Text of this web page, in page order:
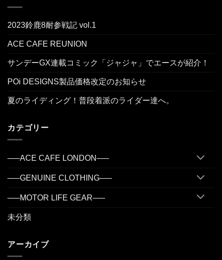
2023鈴鹿8耐参戦記 vol.1
ACE CAFE REUNION
サンデーGX連載コミック「ジャジャ」でエースが紹介！
POi DESIGNS製品価格改定のお知らせ
夏のライディング！普段着派のライダー達へ。
カテゴリー
—–ACE CAFE LONDON—–
—–GENUINE CLOTHING—–
—–MOTOR LIFE GEAR—–
未分類
アーカイブ